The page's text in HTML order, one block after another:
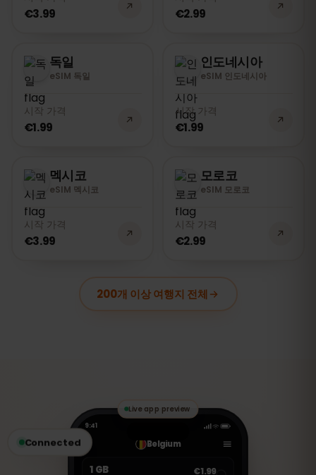
€3.99 €2.99
독일
eSIM 독일
시작 가격
€1.99
인도네시아
eSIM 인도네시아
시작 가격
€1.99
멕시코
eSIM 멕시코
시작 가격
€3.99
모로코
eSIM 모로코
시작 가격
€2.99
200개 이상 여행지 전체